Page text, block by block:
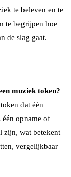
te beleven en te
te begrijpen hoe
de slag gaat.
muziek token?
dat één
opname of
zijn, wat betekent
vergelijkbaar